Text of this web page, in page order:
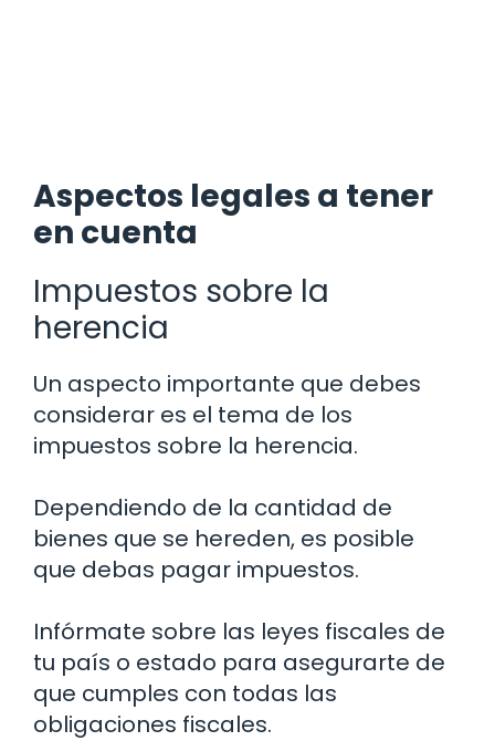
Aspectos legales a tener
en cuenta
Impuestos sobre la
herencia
Un aspecto importante que debes
considerar es el tema de los
impuestos sobre la herencia.
Dependiendo de la cantidad de
bienes que se hereden, es posible
que debas pagar impuestos.
Infórmate sobre las leyes fiscales de
tu país o estado para asegurarte de
que cumples con todas las
obligaciones fiscales.